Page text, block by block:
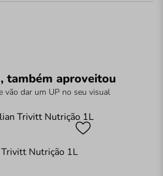
também aproveitou
vão dar um UP no seu visual
Nutrição 1L